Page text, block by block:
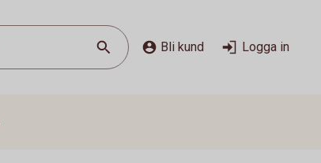
Bli kund Logga in